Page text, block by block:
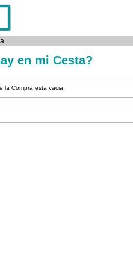
en mi Cesta?
la Compra esta vacia!